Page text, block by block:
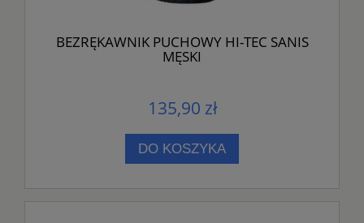
BEZRĘKAWNIK PUCHOWY HI-TEC SANIS
MĘSKI
135,90 zł
DO KOSZYKA